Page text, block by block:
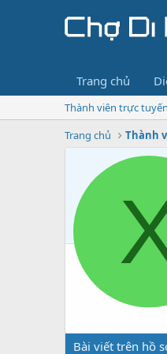
Trang chủ
Thành viên trực tuyến
Trang chủ
Thành
Bài viết trên hồ